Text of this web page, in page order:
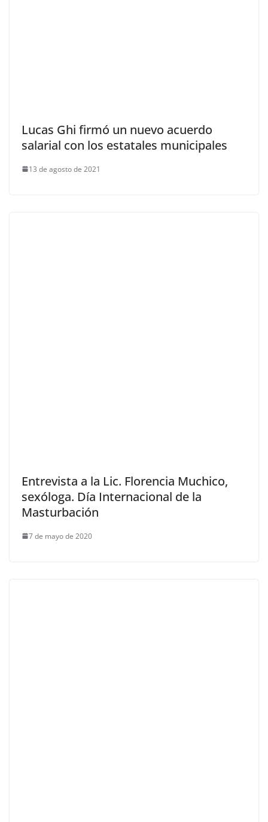
Lucas Ghi firmó un nuevo acuerdo
salarial con los estatales municipales
13 de agosto de 2021
Entrevista a la Lic. Florencia Muchico,
sexóloga. Día Internacional de la
Masturbación
7 de mayo de 2020